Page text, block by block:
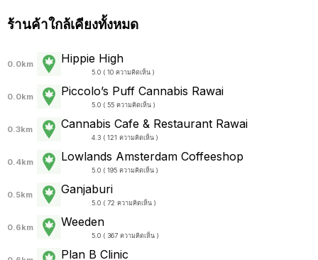
ร้านค้าใกล้เคียงทั้งหมด
0.0km Hippie High
5.0 ( 10 ความคิดเห็น )
0.0km Piccolo’s Puff Cannabis Rawai
5.0 ( 55 ความคิดเห็น )
0.3km Cannabis Cafe & Restaurant Rawai
4.3 ( 121 ความคิดเห็น )
0.4km Lowlands Amsterdam Coffeeshop
5.0 ( 195 ความคิดเห็น )
0.5km Ganjaburi
5.0 ( 72 ความคิดเห็น )
0.6km Weeden
5.0 ( 367 ความคิดเห็น )
Plan B Clinic